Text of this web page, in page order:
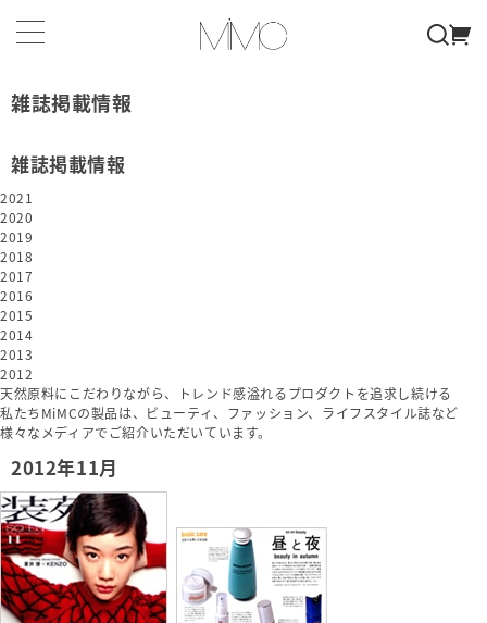
雑誌掲載情報
雑誌掲載情報
2021
2020
2019
2018
2017
2016
2015
2014
2013
2012
天然原料にこだわりながら、トレンド感溢れるプロダクトを追求し続ける
私たちMiMCの製品は、ビューティ、ファッション、ライフスタイル誌など
様々なメディアでご紹介いただいています。
2012年11月